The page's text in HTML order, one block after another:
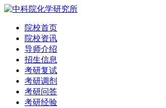
院校首页
院校资讯
导师介绍
招生信息
考研复试
考研调剂
考研问答
考研经验